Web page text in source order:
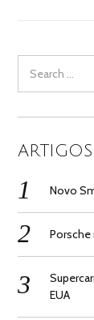
for:
Novo
Porsche
EUA